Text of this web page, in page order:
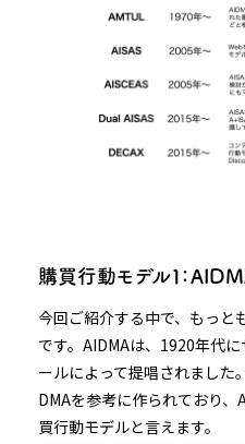
購買行動モデル１：
今回ご紹介する中で、もっと
です。AIDMAは、1920年代
ールによって提唱されました
DMAを参考に作られており
買行動モデルと言えます。